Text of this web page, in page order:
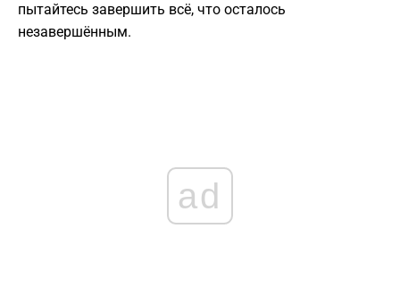
пытайтесь завершить всё, что осталось
незавершённым.
ad